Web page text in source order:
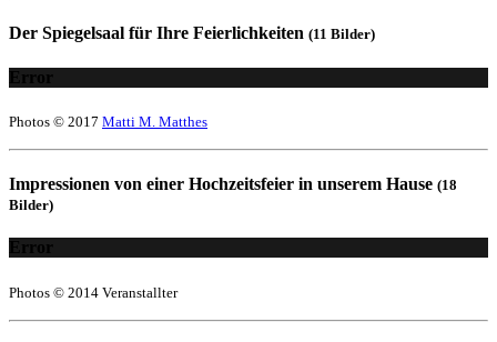
Der Spiegelsaal für Ihre Feierlichkeiten (11 Bilder)
Error
Photos © 2017 Matti M. Matthes
Impressionen von einer Hochzeitsfeier in unserem Hause (18
Bilder)
Error
Photos © 2014 Veranstallter